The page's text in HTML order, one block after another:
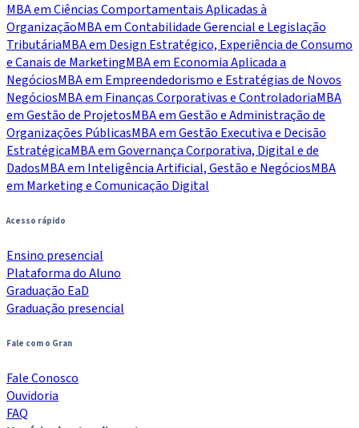
MBA em Ciências Comportamentais Aplicadas à
OrganizaçãoMBA em Contabilidade Gerencial e Legislação
TributáriaMBA em Design Estratégico, Experiência de Consumo
e Canais de MarketingMBA em Economia Aplicada a
NegóciosMBA em Empreendedorismo e Estratégias de Novos
NegóciosMBA em Finanças Corporativas e ControladoriaMBA
em Gestão de ProjetosMBA em Gestão e Administração de
Organizações PúblicasMBA em Gestão Executiva e Decisão
EstratégicaMBA em Governança Corporativa, Digital e de
DadosMBA em Inteligência Artificial, Gestão e NegóciosMBA
em Marketing e Comunicação Digital
Acesso rápido
Ensino presencial
Plataforma do Aluno
Graduação EaD
Graduação presencial
Fale com o Gran
Fale Conosco
Ouvidoria
FAQ